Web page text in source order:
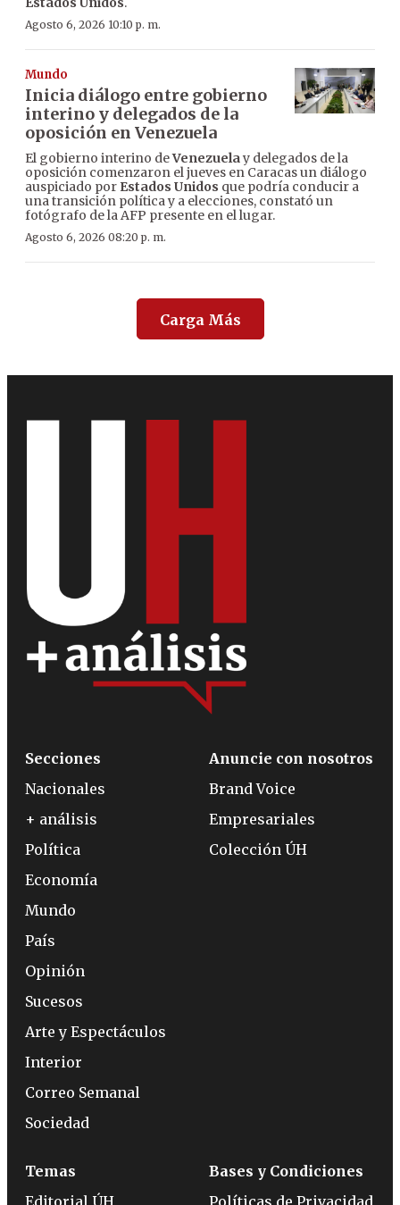
Agosto 6, 2026 10:10 p. m.
Mundo
Inicia diálogo entre gobierno
interino y delegados de la
oposición en Venezuela
El gobierno interino deVenezuelay delegados de la
oposición comenzaron el jueves en Caracas un diálogo
auspiciado por Estados Unidos que podría conducir a
una transición política y a elecciones, constató un
fotógrafo de la AFP presente en el lugar.
Agosto 6, 2026 08:20 p. m.
Carga Más
Secciones
Nacionales
+ análisis
Política
Economía
Mundo
País
Opinión
Sucesos
Arte y Espectáculos
Interior
Correo Semanal
Sociedad
Anuncie con nosotros
Brand Voice
Empresariales
Colección ÚH
Temas
Editorial ÚH
Bases y Condiciones
Políticas de Privacidad